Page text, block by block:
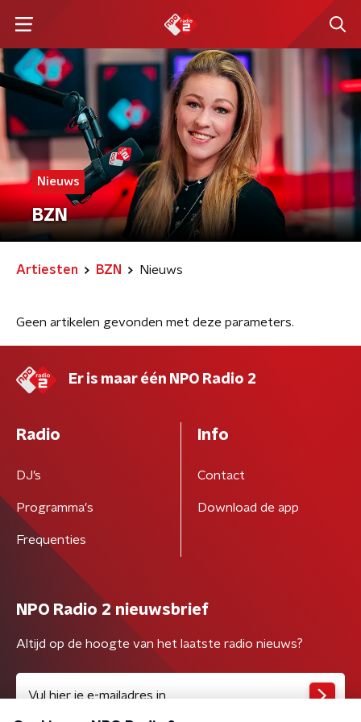
Nieuws
BZN
Artiesten BZN Nieuws
Geen artikelen gevonden met deze parameters.
Er is maar één NPO Radio 2
Radio
DJ’s
Programma's
Frequenties
Info
Contact
Download de app
NPO Radio 2 nieuwsbrief
Altijd op de hoogte van het laatste radio nieuws?